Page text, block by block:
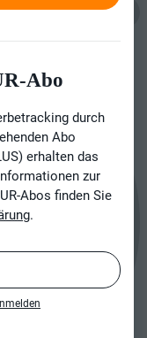
Abo
durch
Abo
erhalten das
zur
Abos finden Sie
.